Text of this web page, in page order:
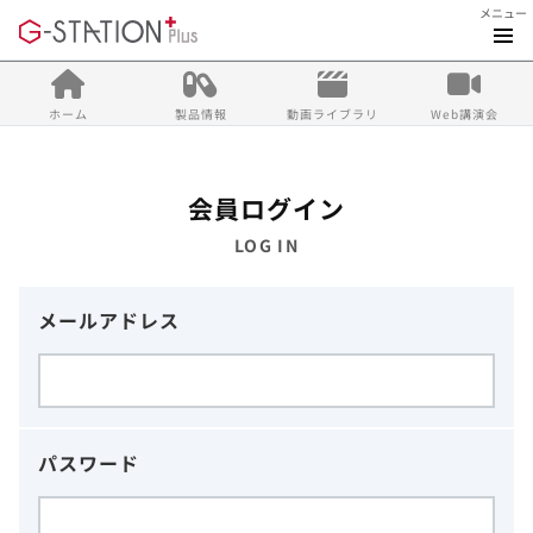
メニュー
ホーム 製品情報 動画ライブラリ Web講演会
会員ログイン
LOG IN
メールアドレス
パスワード